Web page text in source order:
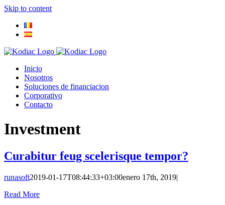
Skip to content
Inicio
Nosotros
Soluciones de financiacion
Corporativo
Contacto
Investment
Curabitur feug scelerisque tempor?
runasoft2019-01-17T08:44:33+03:00enero 17th, 2019|
Read More